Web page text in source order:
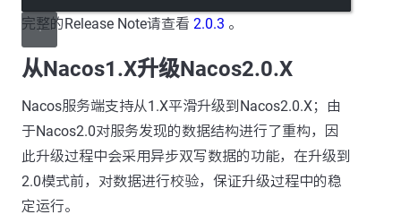
完整的Release Note请查看 2.0.3 。
从Nacos1.X升级Nacos2.0.X
Nacos服务端支持从1.X平滑升级到Nacos2.0.X；由
于Nacos2.0对服务发现的数据结构进行了重构，因
此升级过程中会采用异步双写数据的功能，在升级到
2.0模式前，对数据进行校验，保证升级过程中的稳
定运行。